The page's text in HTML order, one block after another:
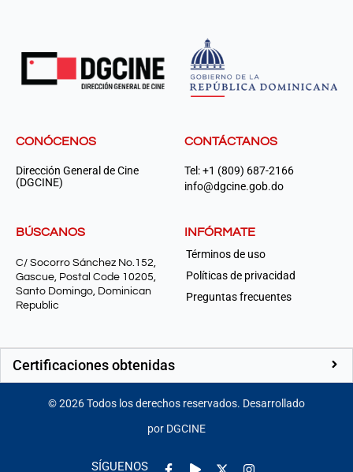
CONÓCENOS
Dirección General de Cine
(DGCINE)
CONTÁCTANOS
Tel: +1 (809) 687-2166
info@dgcine.gob.do
BÚSCANOS
C/ Socorro Sánchez No.152,
Gascue, Postal Code 10205,
Santo Domingo, Dominican
Republic
INFÓRMATE
Términos de uso
Políticas de privacidad
Preguntas frecuentes
Certificaciones obtenidas
©2026Todos los derechos reservados. Desarrollado
por DGCINE
SÍGUENOS
Facebook-
Play Instagram